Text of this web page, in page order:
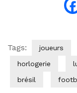
Tags: joueurs
horlogerie
brésil